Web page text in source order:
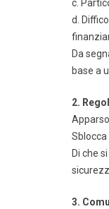
c.
d.
Da
base a
2.
Sblocca
Di che
3.